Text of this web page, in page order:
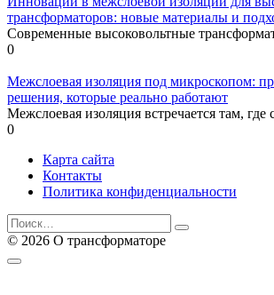
трансформаторов: новые материалы и
Современные высоковольтные
0
Межслоeвая изоляция под микроскопом:
решения, которые реально работают
Межслоeвая изоляция встречается там, где
0
Карта сайта
Контакты
Политика конфиденциальности
Search
for:
© 2026 О трансформаторе